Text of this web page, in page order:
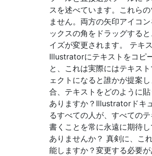
スを述べています。これら
ません。両方の矢印アイコ
ックスの角をドラッグする
イズが変更されます。 テキ
Illustratorにテキストをコピ
と、これは実際にはテキス
ェクトになると誰かが提案
合、テキストをどのように
ありますか？Illustratorドキ
るすべての人が、すべての
書くことを常に永遠に期待
ありませんか？ 真剣に、こ
能しますか？変更する必要